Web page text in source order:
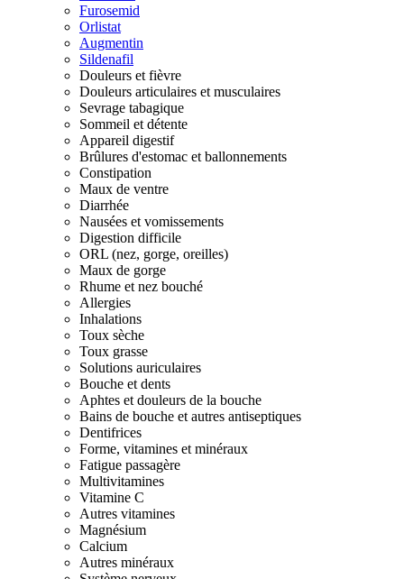
Furosemid
Orlistat
Augmentin
Sildenafil
Douleurs et fièvre
Douleurs articulaires et musculaires
Sevrage tabagique
Sommeil et détente
Appareil digestif
Brûlures d'estomac et ballonnements
Constipation
Maux de ventre
Diarrhée
Nausées et vomissements
Digestion difficile
ORL (nez, gorge, oreilles)
Maux de gorge
Rhume et nez bouché
Allergies
Inhalations
Toux sèche
Toux grasse
Solutions auriculaires
Bouche et dents
Aphtes et douleurs de la bouche
Bains de bouche et autres antiseptiques
Dentifrices
Forme, vitamines et minéraux
Fatigue passagère
Multivitamines
Vitamine C
Autres vitamines
Magnésium
Calcium
Autres minéraux